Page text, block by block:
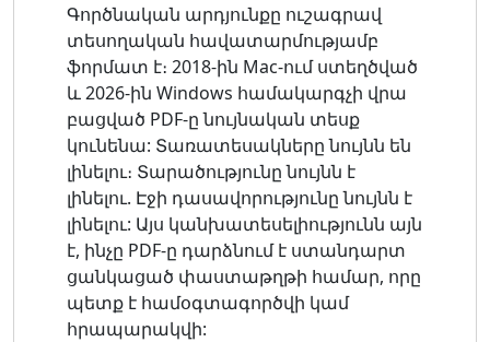
Գործնական արդյունքը ուշագրավ
տեսողական հավատարմությամբ
ֆորմատ է։ 2018-ին Mac-ում ստեղծված
և 2026-ին Windows համակարգչի վրա
բացված PDF-ը նույնական տեսք
կունենա: Տառատեսակները նույնն են
լինելու։ Տարածությունը նույնն է
լինելու. Էջի դասավորությունը նույնն է
լինելու: Այս կանխատեսելիությունն այն
է, ինչը PDF-ը դարձնում է ստանդարտ
ցանկացած փաստաթղթի համար, որը
պետք է համօգտագործվի կամ
հրապարակվի: